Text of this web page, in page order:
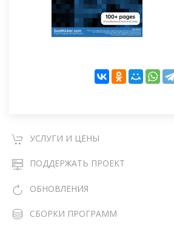
УСЛУГИ И ЦЕНЫ
ПОДДЕРЖАТЬ ПРОЕКТ
ОБНОВЛЕНИЯ
СБОРКИ ПРОГРАММ